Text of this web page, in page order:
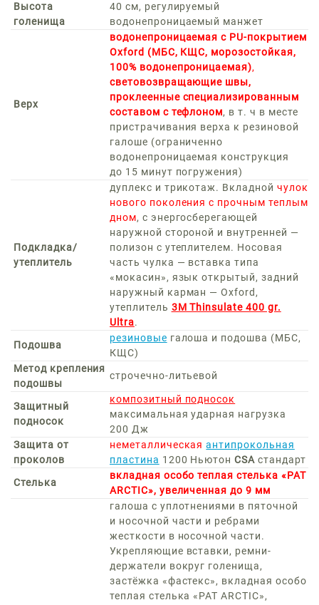
Высота
голенища
40 см, регулируемый
водонепроницаемый манжет
Верх
водонепроницаемая с PU-покрытием
Oxford (МБС, КЩС, морозостойкая,
100% водонепроницаемая),
световозвращающие швы,
проклеенные специализированным
составом с тефлоном, в т. ч в месте
пристрачивания верха к резиновой
галоше (ограниченно
водонепроницаемая конструкция
до 15 минут погружения)
Подкладка/
утеплитель
дуплекс и трикотаж. Вкладной чулок
нового поколения с прочным теплым
дном, с энергосберегающей
наружной стороной и внутренней —
полизон с утеплителем. Носовая
часть чулка — вставка типа
«мокасин», язык открытый, задний
наружный карман — Oxford,
утеплитель 3M Thinsulate 400 gr.
Ultra.
Подошва
резиновые галоша и подошва (МБС,
КЩС)
Метод крепления
подошвы
строчечно-литьевой
Защитный
подносок
композитный подносок
максимальная ударная нагрузка
200 Дж
Защита от
проколов
неметаллическая антипрокольная
пластина 1200 НьютонCSA стандарт
Стелька
вкладная особо теплая стелька «РАТ
ARCTIC», увеличенная до 9 мм
галоша с уплотнениями в пяточной
и носочной части и ребрами
жесткости в носочной части.
Укрепляющие вставки, ремни-
держатели вокруг голенища,
застёжка «фастекс», вкладная особо
теплая стелька «РАТ ARCTIC»,